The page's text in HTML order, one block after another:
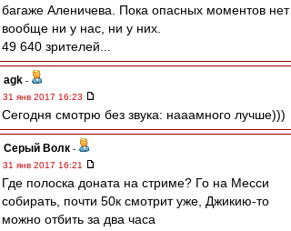
багаже Аленичева. Пока опасных моментов нет
вообще ни у нас, ни у них.
49 640 зрителей...
agk -
31 янв 2017 16:23
Сегодня смотрю без звука: нааамного лучше)))
Серый Волк -
31 янв 2017 16:21
Где полоска доната на стриме? Го на Месси
собирать, почти 50к смотрит уже, Джикию-то
можно отбить за два часа